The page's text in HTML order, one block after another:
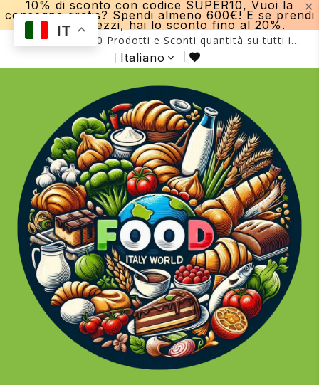
✕
10% di sconto con codice SUPER10, Vuoi la
consegna gratis? Spendi almeno 600€! E se prendi
più di 15 pezzi, hai lo sconto fino al 20%.
Più di 2000 Prodotti e Sconti quantità su tutti i
prodotti fino al -20%!
Italiano
IT